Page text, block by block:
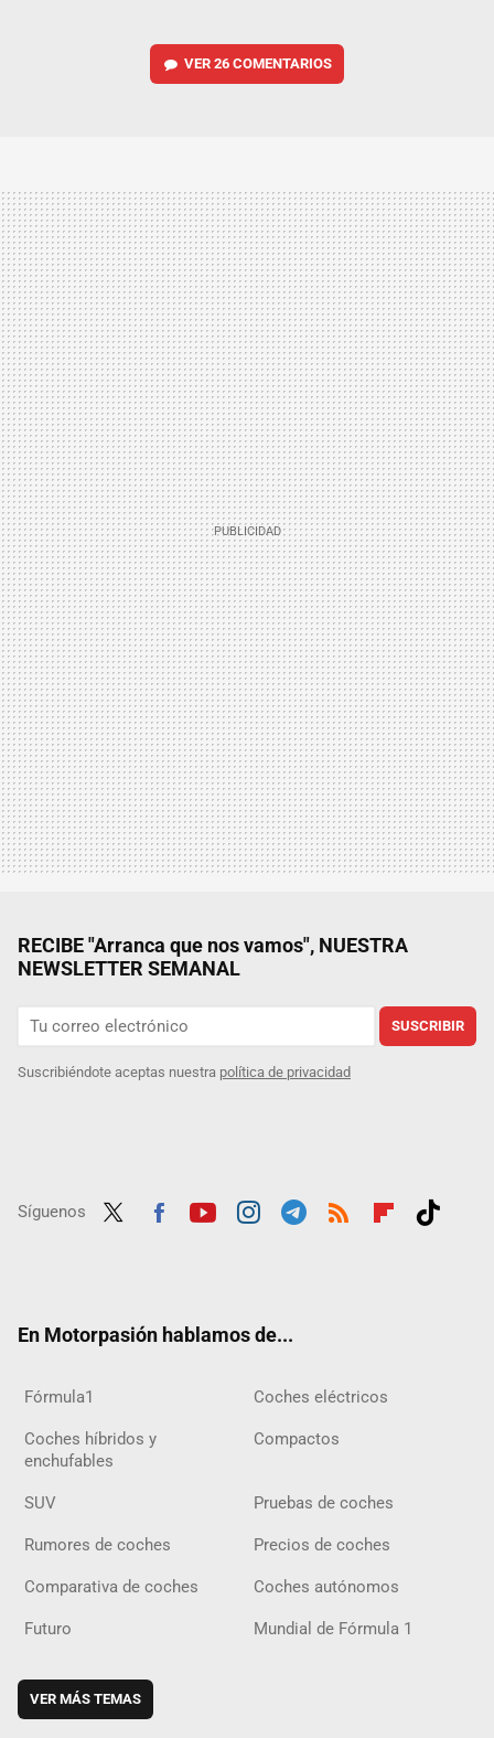
VER 26 COMENTARIOS
RECIBE "Arranca que nos vamos", NUESTRA
NEWSLETTER SEMANAL
SUSCRIBIR
Suscribiéndote aceptas nuestra política de privacidad
Síguenos
En Motorpasión hablamos de...
Fórmula1 Coches eléctricos
Coches híbridos y
enchufables
Compactos
SUV Pruebas de coches
Rumores de coches Precios de coches
Comparativa de coches Coches autónomos
Futuro Mundial de Fórmula 1
VER MÁS TEMAS